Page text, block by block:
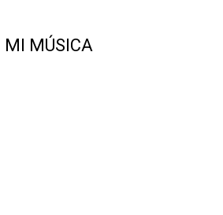
MI MÚSICA